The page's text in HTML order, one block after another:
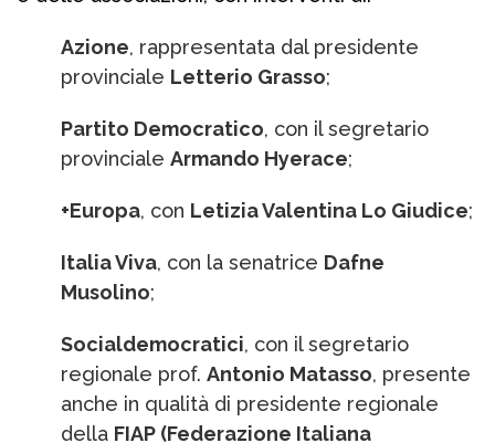
Azione, rappresentata dal presidente
provinciale Letterio Grasso;
Partito Democratico, con il segretario
provinciale Armando Hyerace;
+Europa, con Letizia Valentina Lo Giudice;
Italia Viva, con la senatrice Dafne
Musolino;
Socialdemocratici, con il segretario
regionale prof. Antonio Matasso, presente
anche in qualità di presidente regionale
della FIAP (Federazione Italiana